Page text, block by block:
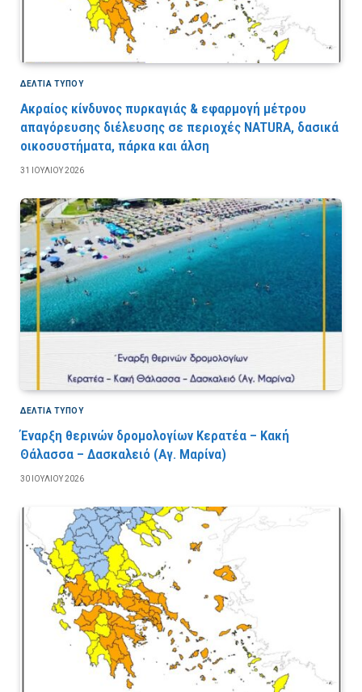
ΔΕΛΤΙΑ ΤΥΠΟΥ
Ακραίος κίνδυνος πυρκαγιάς & εφαρμογή μέτρου
απαγόρευσης διέλευσης σε περιοχές NATURA, δασικά
οικοσυστήματα, πάρκα και άλση
31 ΙΟΥΛΊΟΥ 2026
ΔΕΛΤΙΑ ΤΥΠΟΥ
Έναρξη θερινών δρομολογίων Κερατέα – Κακή
Θάλασσα – Δασκαλειό (Αγ. Μαρίνα)
30 ΙΟΥΛΊΟΥ 2026